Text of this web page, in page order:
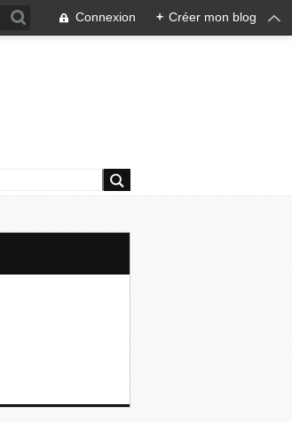
Connexion + Créer mon blog